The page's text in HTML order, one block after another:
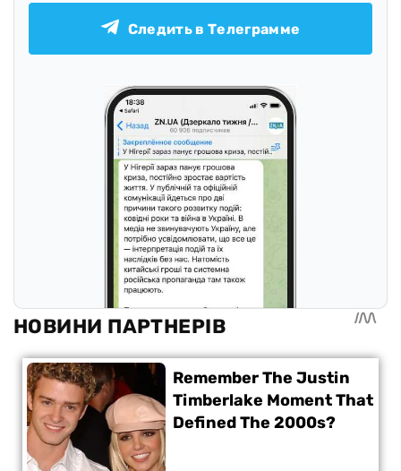
Следить в Телеграмме